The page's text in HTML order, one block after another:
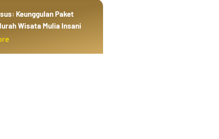
Keunggulan Paket
Wisata Mulia Insani